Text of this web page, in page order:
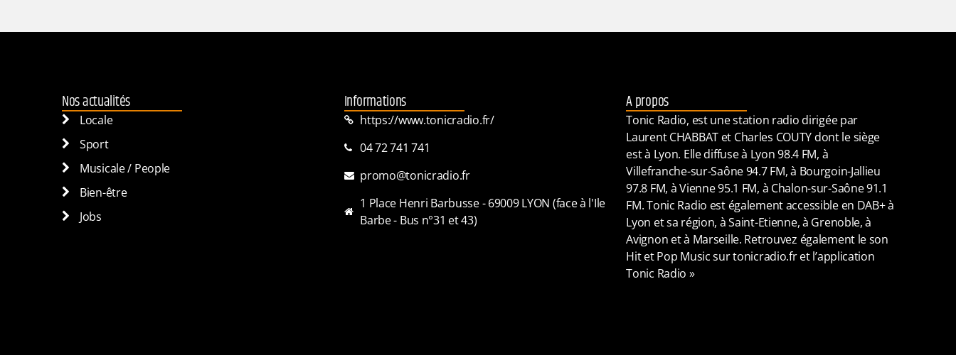
Nos actualités
Locale
Sport
Musicale / People
Bien-être
Jobs
Informations
https://www.tonicradio.fr/
04 72 741 741
promo@tonicradio.fr
1 Place Henri Barbusse - 69009 LYON (face à l'Ile
Barbe - Bus n°31 et 43)
A propos
Tonic Radio, est une station radio dirigée par
Laurent CHABBAT et Charles COUTY dont le siège
est à Lyon. Elle diffuse à Lyon 98.4 FM, à
Villefranche-sur-Saône 94.7 FM, à Bourgoin-Jallieu
97.8 FM, à Vienne 95.1 FM, à Chalon-sur-Saône 91.1
FM. Tonic Radio est également accessible en DAB+ à
Lyon et sa région, à Saint-Etienne, à Grenoble, à
Avignon et à Marseille. Retrouvez également le son
Hit et Pop Music sur tonicradio.fr et l’application
Tonic Radio »